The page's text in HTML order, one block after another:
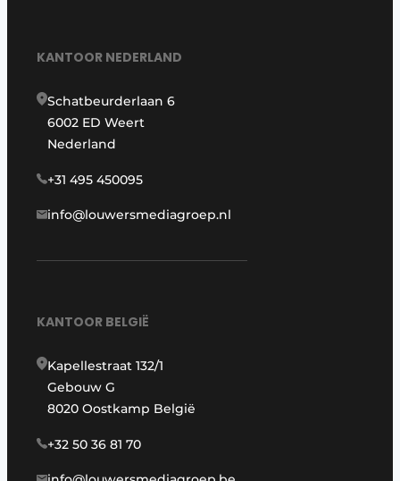
KANTOOR NEDERLAND
Schatbeurderlaan 6
6002 ED Weert
Nederland
+31 495 450095
info@louwersmediagroep.nl
KANTOOR BELGIË
Kapellestraat 132/1
Gebouw G
8020 Oostkamp België
+32 50 36 81 70